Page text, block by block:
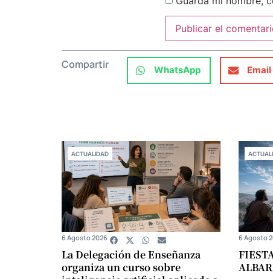
Compartir WhatsApp Email
ACTUALIDAD
La Delegación de Enseñanza
organiza un curso sobre
6 Agosto 2026 6 Agosto